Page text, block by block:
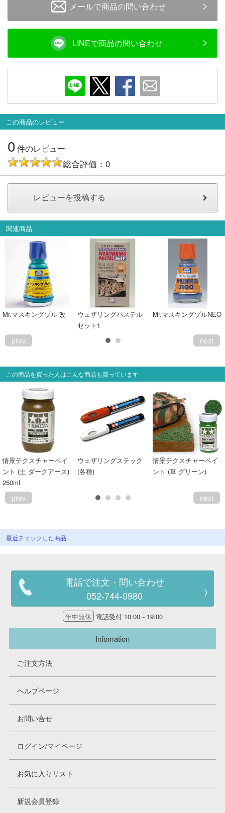
ヘルプページ
お問い合せ
ログイン/マイページ
お気に入りリスト
新規会員登録
会員ランクについて
会社概要
レビューについて
メールで商品の問い合わせ
LINEで商品の問い合わせ
この商品のレビュー
0件のレビュー
総合評価：0
関連商品
Mr.マスキングゾル 改
ウェザリングパステル
セット1
Mr.マスキングゾルNEO
prev next
この商品を買った人はこんな商品も買っています
情景テクスチャーペイ
ント (土 ダークアース)
250ml
ウェザリングステック
(各種)
情景テクスチャーペイ
ント (草 グリーン)
prev next
最近チェックした商品
電話で注文・問い合わせ
052-744-0980
年中無休 電話受付 10:00～19:00
Infomation
ご注文方法
ヘルプページ
お問い合せ
ログイン/マイページ
お気に入りリスト
新規会員登録